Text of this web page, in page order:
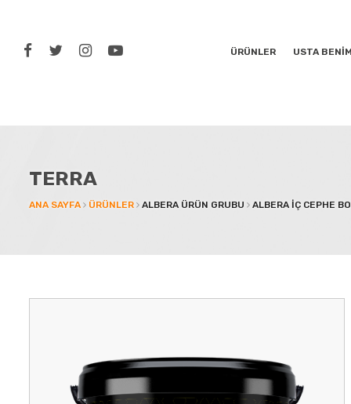
ÜRÜNLER USTA BENİM
TERRA
ANA SAYFA ÜRÜNLER ALBERA ÜRÜN GRUBU ALBERA İÇ CEPHE